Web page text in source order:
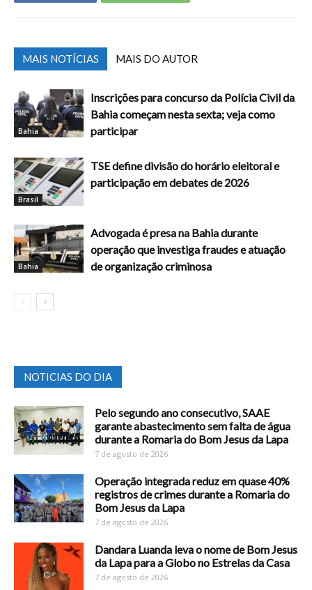
MAIS NOTÍCIAS MAIS DO AUTOR
Bahia
Inscrições para concurso da Polícia Civil da
Bahia começam nesta sexta; veja como
participar
Brasil
TSE define divisão do horário eleitoral e
participação em debates de 2026
Bahia
Advogada é presa na Bahia durante
operação que investiga fraudes e atuação
de organização criminosa
NOTICIAS DO DIA
Pelo segundo ano consecutivo, SAAE
garante abastecimento sem falta de água
durante a Romaria do Bom Jesus da Lapa
7 de agosto de 2026
Operação integrada reduz em quase 40%
registros de crimes durante a Romaria do
Bom Jesus da Lapa
7 de agosto de 2026
Dandara Luanda leva o nome de Bom Jesus
da Lapa para a Globo no Estrelas da Casa
7 de agosto de 2026